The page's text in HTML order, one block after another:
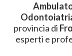
provincia di
esperti e